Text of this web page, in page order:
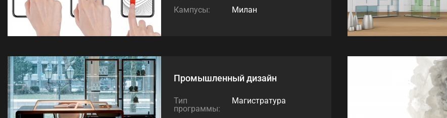
Кампусы: Милан
Промышленный дизайн
Тип
программы:
Магистратура